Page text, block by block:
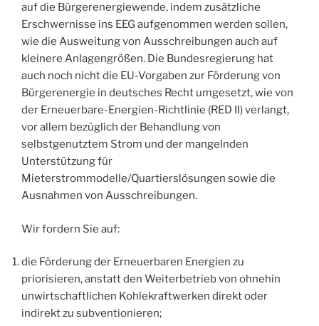
auf die Bürgerenergiewende, indem zusätzliche
Erschwernisse ins EEG aufgenommen werden sollen,
wie die Ausweitung von Ausschreibungen auch auf
kleinere Anlagengrößen. Die Bundesregierung hat
auch noch nicht die EU-Vorgaben zur Förderung von
Bürgerenergie in deutsches Recht umgesetzt, wie von
der Erneuerbare-Energien-Richtlinie (RED II) verlangt,
vor allem bezüglich der Behandlung von
selbstgenutztem Strom und der mangelnden
Unterstützung für
Mieterstrommodelle/Quartierslösungen sowie die
Ausnahmen von Ausschreibungen.
Wir fordern Sie auf:
die Förderung der Erneuerbaren Energien zu
priorisieren, anstatt den Weiterbetrieb von ohnehin
unwirtschaftlichen Kohlekraftwerken direkt oder
indirekt zu subventionieren;